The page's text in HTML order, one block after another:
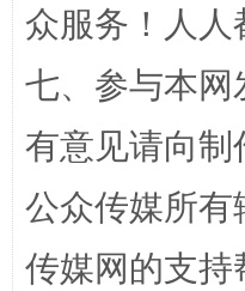
众服务！人人
七、参与本网
有意见请向制
公众传媒所有
传媒网的支持